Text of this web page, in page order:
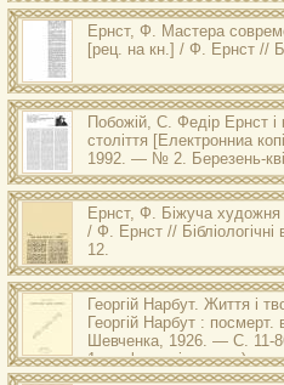
Ернст, Ф. Мастера
[рец. на кн.] / Ф. Ернст //
Побожій, С. Федір Ернст
століття [Електронниа
1992. — № 2. Березень-
Ернст, Ф. Біжуча художня
/ Ф. Ернст //
12.
Георгій Нарбут. Життя і
Георгій Нарбут : посмерт.
Шевченка, 1926. — С. 11-
1-ша фото-літо-друк.).